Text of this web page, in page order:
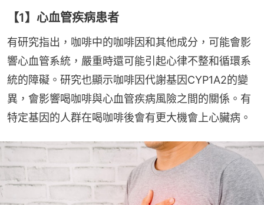
【1】心血管疾病患者
有研究指出，咖啡中的咖啡因和其他成分，可能會影
響心血管系統，嚴重時還可能引起心律不整和循環系
統的障礙。研究也顯示咖啡因代謝基因CYP1A2的變
異，會影響喝咖啡與心血管疾病風險之間的關係。有
特定基因的人群在喝咖啡後會有更大機會上心臟病。